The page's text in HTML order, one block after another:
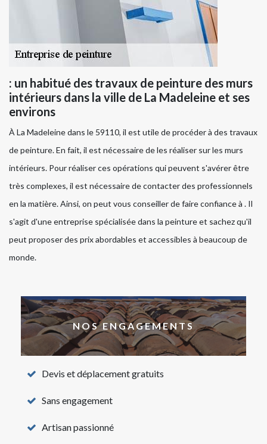
: un habitué des travaux de peinture des murs
intérieurs dans la ville de La Madeleine et ses
environs
À La Madeleine dans le 59110, il est utile de procéder à des travaux
de peinture. En fait, il est nécessaire de les réaliser sur les murs
intérieurs. Pour réaliser ces opérations qui peuvent s'avérer être
très complexes, il est nécessaire de contacter des professionnels
en la matière. Ainsi, on peut vous conseiller de faire confiance à . Il
s'agit d'une entreprise spécialisée dans la peinture et sachez qu'il
peut proposer des prix abordables et accessibles à beaucoup de
monde.
NOS ENGAGEMENTS
Devis et déplacement gratuits
Sans engagement
Artisan passionné